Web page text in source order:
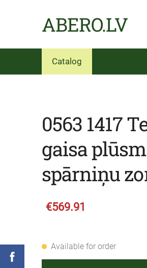
ABERO.LV
Catalog
0563 1417
gaisa
spārniņu
€569.91
Available for order